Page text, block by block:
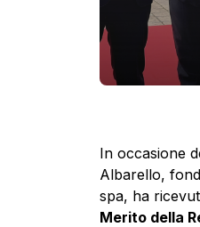
In occasione
Albarello,
spa, ha
Merito della